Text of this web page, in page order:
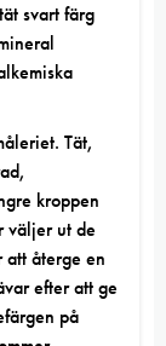
svart färg
Tät,
kroppen
väljer ut de
att återge en
efter att ge
på